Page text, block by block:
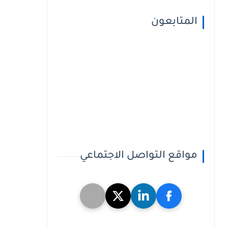
المتابعون
مواقع التواصل الاجتماعي